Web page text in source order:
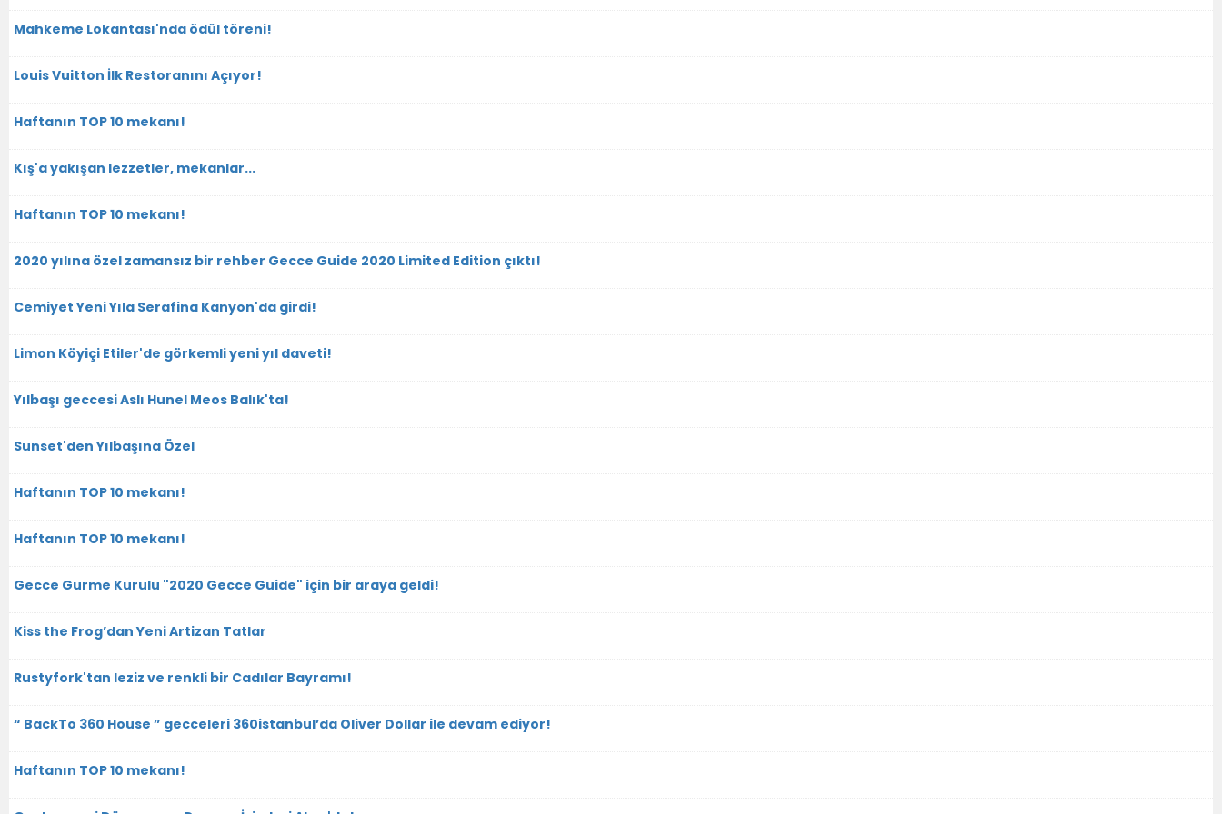
Mahkeme Lokantası'nda ödül töreni!
Louis Vuitton İlk Restoranını Açıyor!
Haftanın TOP 10 mekanı!
Kış'a yakışan lezzetler, mekanlar...
Haftanın TOP 10 mekanı!
2020 yılına özel zamansız bir rehber Gecce Guide 2020 Limited Edition çıktı!
Cemiyet Yeni Yıla Serafina Kanyon'da girdi!
Limon Köyiçi Etiler'de görkemli yeni yıl daveti!
Yılbaşı geccesi Aslı Hunel Meos Balık'ta!
Sunset'den Yılbaşına Özel
Haftanın TOP 10 mekanı!
Haftanın TOP 10 mekanı!
Gecce Gurme Kurulu "2020 Gecce Guide" için bir araya geldi!
Kiss the Frog’dan Yeni Artizan Tatlar
Rustyfork'tan leziz ve renkli bir Cadılar Bayramı!
“ BackTo 360 House ” gecceleri 360istanbul’da Oliver Dollar ile devam ediyor!
Haftanın TOP 10 mekanı!